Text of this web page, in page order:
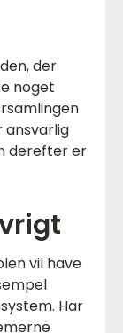
der
noget
ansvarlig
derefter er
vil have
Har